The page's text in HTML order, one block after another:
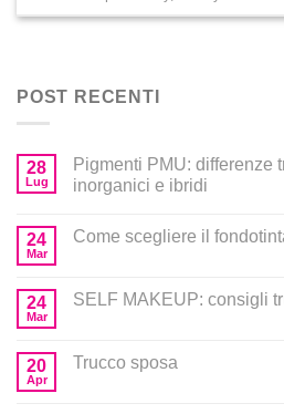
POST RECENTI
28
Lug
Pigmenti PMU: differenze
inorganici e ibridi
24
Mar
Come scegliere il
24
Mar
SELF MAKEUP: consigli
20
Apr
Trucco sposa